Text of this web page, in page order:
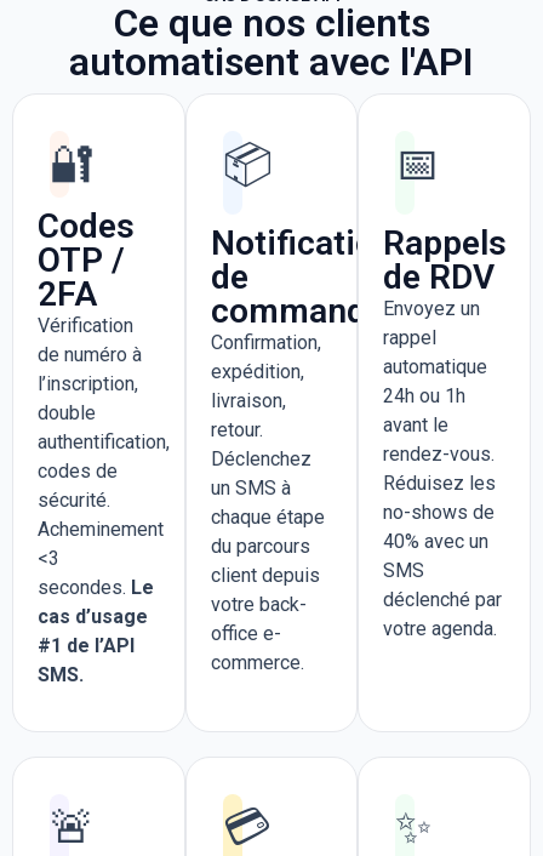
Ce que nos clients
automatisent avec l'API
🔐
Codes
OTP /
2FA
Vérification
de numéro à
l’inscription,
double
authentification,
codes de
sécurité.
Acheminement
<3
secondes. Le
cas d’usage
#1 de l’API
SMS.
📦
Notifications
de
commande
Confirmation,
expédition,
livraison,
retour.
Déclenchez
un SMS à
chaque étape
du parcours
client depuis
votre back-
office e-
commerce.
📅
Rappels
de RDV
Envoyez un
rappel
automatique
24h ou 1h
avant le
rendez-vous.
Réduisez les
no-shows de
40% avec un
SMS
déclenché par
votre agenda.
🚨 💳 ✨